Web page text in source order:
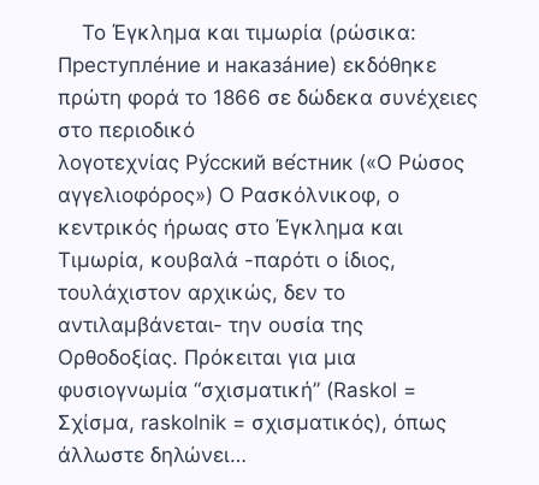
Το Έγκλημα και τιμωρία (ρώσικα:
Преступлéние и наказáние) εκδόθηκε
πρώτη φορά το 1866 σε δώδεκα συνέχειες
στο περιοδικό
λογοτεχνίας Ру́сский ве́стник («Ο Ρώσος
αγγελιοφόρος») Ο Ρασκόλνικοφ, ο
κεντρικός ήρωας στο Έγκλημα και
Τιμωρία, κουβαλά -παρότι ο ίδιος,
τουλάχιστον αρχικώς, δεν το
αντιλαμβάνεται- την ουσία της
Ορθοδοξίας. Πρόκειται για μια
φυσιογνωμία “σχισματική” (Raskol =
Σχίσμα, raskolnik = σχισματικός), όπως
άλλωστε δηλώνει…